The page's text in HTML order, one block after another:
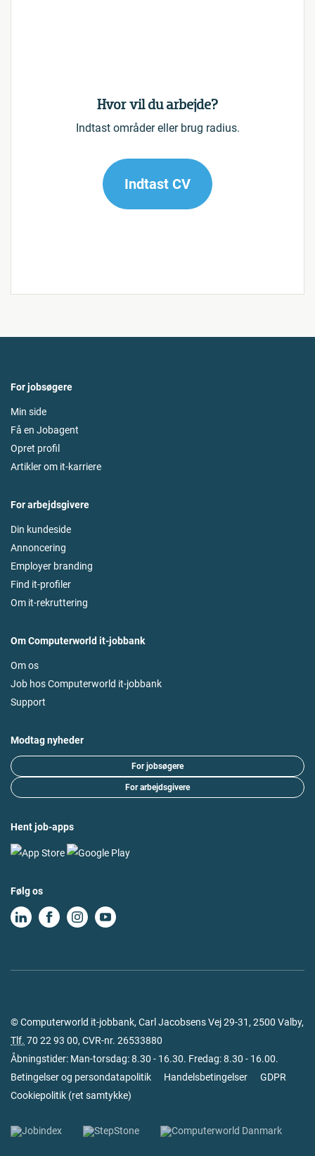
Hvor vil du arbejde?
Indtast områder eller brug radius.
Indtast CV
For jobsøgere
Min side
Få en Jobagent
Opret profil
Artikler om it-karriere
For arbejdsgivere
Din kundeside
Annoncering
Employer branding
Find it-profiler
Om it-rekruttering
Om Computerworld it-jobbank
Om os
Job hos Computerworld it-jobbank
Support
Modtag nyheder
For jobsøgere
For arbejdsgivere
Hent job-apps
Følg os
© Computerworld it-jobbank, Carl Jacobsens Vej 29-31, 2500 Valby,
Tlf. 70 22 93 00, CVR-nr. 26533880
Åbningstider: Man-torsdag: 8.30 - 16.30. Fredag: 8.30 - 16.00.
Betingelser og persondatapolitik
Handelsbetingelser
GDPR
Cookiepolitik (ret samtykke)